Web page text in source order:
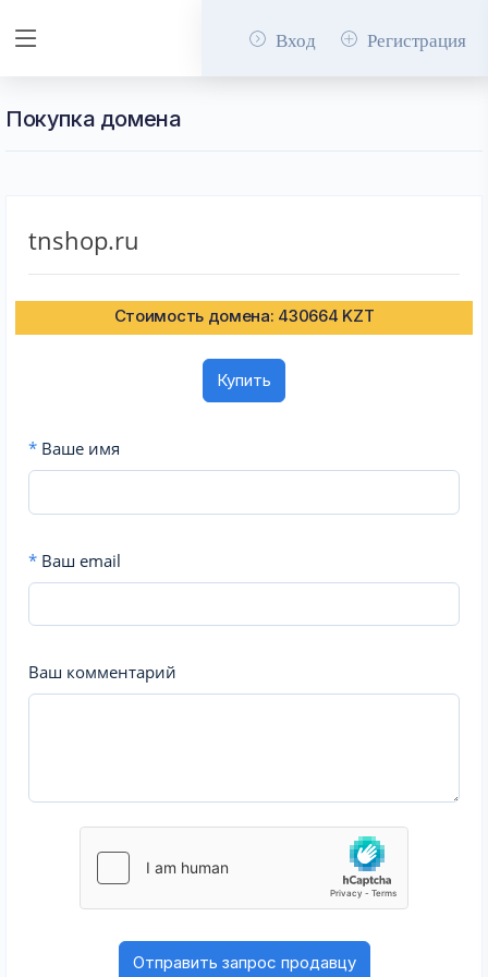
Вход Регистрация
Покупка домена
tnshop.ru
Стоимость домена: 430664 KZT
Купить
* Ваше имя
* Ваш email
Ваш комментарий